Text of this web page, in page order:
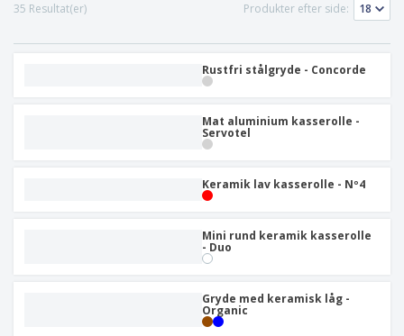
35 Resultat(er) Produkter efter side:
Rustfri stålgryde - Concorde
Mat aluminium kasserolle -
Servotel
Keramik lav kasserolle - Nº4
Mini rund keramik kasserolle
- Duo
Gryde med keramisk låg -
Organic